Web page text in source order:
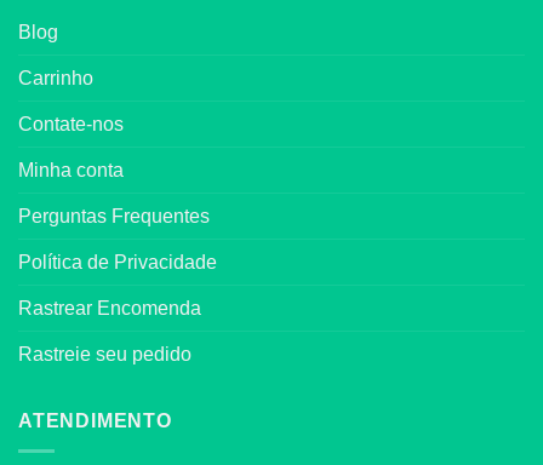
Blog
Carrinho
Contate-nos
Minha conta
Perguntas Frequentes
Política de Privacidade
Rastrear Encomenda
Rastreie seu pedido
ATENDIMENTO